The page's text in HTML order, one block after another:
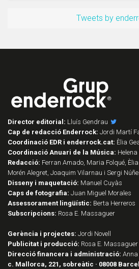
Tweets by
Director editorial: Lluís Gendrau
Cap de redacció Enderrock: Jordi Martí
Coordinació EDR i enderrock.cat: Èlia
Coordinació Anuari de la Música:
Redacció: Ferran Amado, Maria Folqué,
Morén Alegret, Joaquim Vilarnau i Sergi
Disseny i maquetació: Manuel Cuyàs
Caps de fotografia: Juan Miguel Morales
Assessorament lingüístic: Berta Herreros
Subscripcions: Rosa E. Massaguer
Gerència i projectes: Jordi Novell
Publicitat i producció: Rosa E. Massaguer
Direcció financera i administració:
c. Mallorca, 221, sobreàtic · 08008